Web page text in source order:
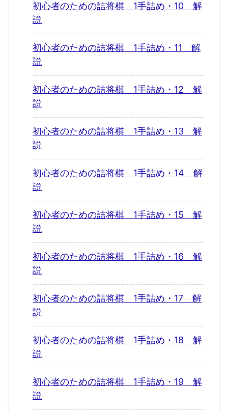
初心者のための詰将棋 1手詰め・10 解
説
初心者のための詰将棋 1手詰め・11 解
説
初心者のための詰将棋 1手詰め・12 解
説
初心者のための詰将棋 1手詰め・13 解
説
初心者のための詰将棋 1手詰め・14 解
説
初心者のための詰将棋 1手詰め・15 解
説
初心者のための詰将棋 1手詰め・16 解
説
初心者のための詰将棋 1手詰め・17 解
説
初心者のための詰将棋 1手詰め・18 解
説
初心者のための詰将棋 1手詰め・19 解
説